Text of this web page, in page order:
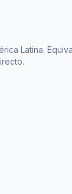
Latina.